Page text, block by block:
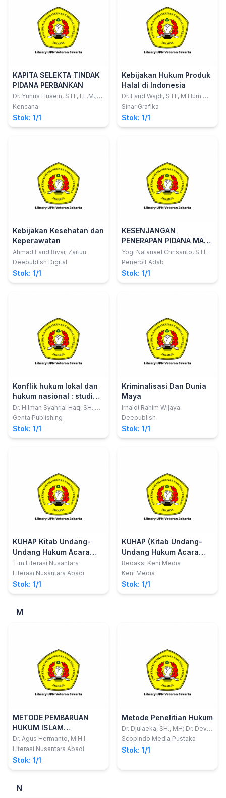
KAPITA SELEKTA TINDAK
PIDANA PERBANKAN
Dr. Yunus Husein, S.H., LL.M.;
Ichsan Zikry, S.H., LL.M.
Kencana
Stok: 1/1
Kebijakan Hukum Produk
Halal di Indonesia
Dr. Farid Wajdi, S.H., M.Hum.
dan Diana Susanti, S.H., M.Kn.
Sinar Grafika
Stok: 1/1
Kebijakan Kesehatan dan
Keperawatan
Ahmad Farid Rivai; Zaitun
Deepublish Digital
Stok: 1/1
KESENJANGAN
PENERAPAN PIDANA MATI
DALAM PENEGAKAN
HUKUM DI INDONESIA
Yogi Natanael Chrisanto, S.H.
Penerbit Adab
Stok: 1/1
Konflik hukum lokal dan
hukum nasional : studi
kasus pada Prosesi
Merarik dan Waris Adat
Masyarakat Sasak
Dr. Hilman Syahrial Haq, SH.,
LL.M.
Genta Publishing
Stok: 1/1
Kriminalisasi Dan Dunia
Maya
Irnaldi Rahim Wijaya
Deepublish
Stok: 1/1
KUHAP Kitab Undang-
Undang Hukum Acara
Pidana
Tim Literasi Nusantara
Literasi Nusantara Abadi
Stok: 1/1
KUHAP (Kitab Undang-
Undang Hukum Acara
Pidana)
Redaksi Keni Media
Keni Media
Stok: 1/1
M
METODE PEMBARUAN
HUKUM ISLAM
Pendekatan
Interdisipliner
Dr. Agus Hermanto, M.H.I.
Literasi Nusantara Abadi
Stok: 1/1
Metode Penelitian Hukum
Dr. Djulaeka, SH., MH; Dr. Devi
Rahayu, SH., M.Hum
Scopindo Media Pustaka
Stok: 1/1
N